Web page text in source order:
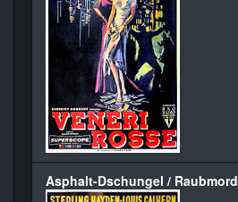
Asphalt-Dschungel / Raubmord